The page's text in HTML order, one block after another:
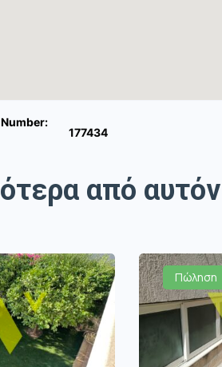
177434
από
Πώληση